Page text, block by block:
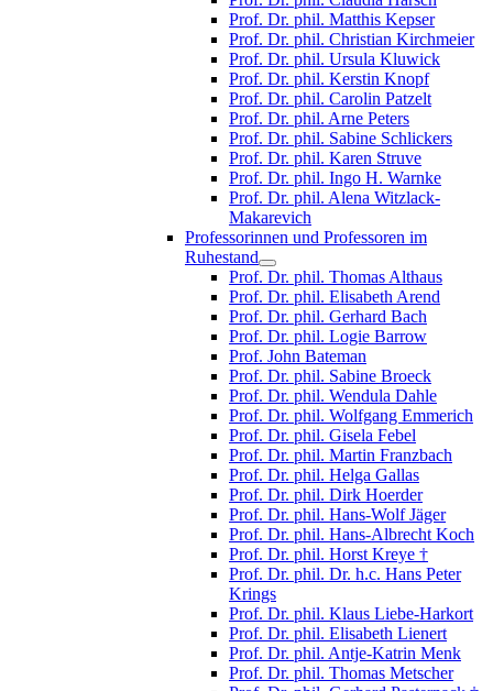
Prof. Dr. phil. Matthis Kepser
Prof. Dr. phil. Christian Kirchmeier
Prof. Dr. phil. Ursula Kluwick
Prof. Dr. phil. Kerstin Knopf
Prof. Dr. phil. Carolin Patzelt
Prof. Dr. phil. Arne Peters
Prof. Dr. phil. Sabine Schlickers
Prof. Dr. phil. Karen Struve
Prof. Dr. phil. Ingo H. Warnke
Prof. Dr. phil. Alena Witzlack-
Makarevich
Professorinnen und Professoren im
Ruhestand
Prof. Dr. phil. Thomas Althaus
Prof. Dr. phil. Elisabeth Arend
Prof. Dr. phil. Gerhard Bach
Prof. Dr. phil. Logie Barrow
Prof. John Bateman
Prof. Dr. phil. Sabine Broeck
Prof. Dr. phil. Wendula Dahle
Prof. Dr. phil. Wolfgang Emmerich
Prof. Dr. phil. Gisela Febel
Prof. Dr. phil. Martin Franzbach
Prof. Dr. phil. Helga Gallas
Prof. Dr. phil. Dirk Hoerder
Prof. Dr. phil. Hans-Wolf Jäger
Prof. Dr. phil. Hans-Albrecht Koch
Prof. Dr. phil. Horst Kreye †
Prof. Dr. phil. Dr. h.c. Hans Peter
Krings
Prof. Dr. phil. Klaus Liebe-Harkort
Prof. Dr. phil. Elisabeth Lienert
Prof. Dr. phil. Antje-Katrin Menk
Prof. Dr. phil. Thomas Metscher